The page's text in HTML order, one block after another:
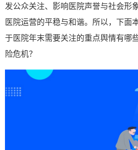
发公众关注、影响医院声誉与社会形
医院运营的平稳与和谐。所以，下面
于医院年末需要关注的重点舆情有哪
险危机？